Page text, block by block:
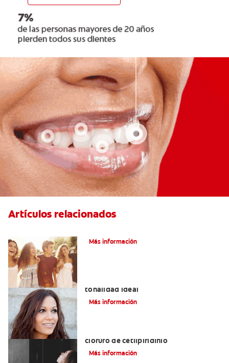
Artículos relacionados
Más información
tonalidad ideal
Más información
cloruro de cetilpiridinio
Más información